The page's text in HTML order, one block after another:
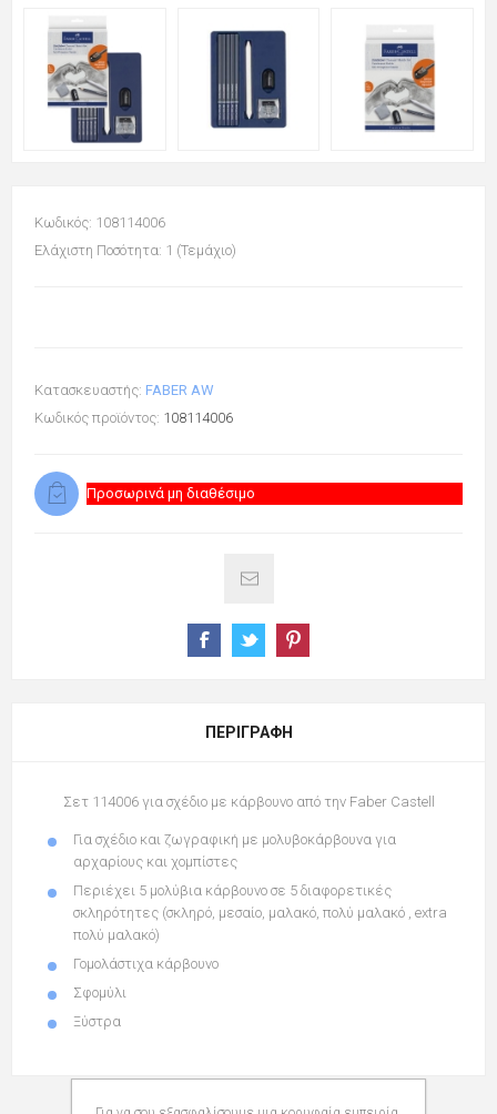
Κωδικός: 108114006
Ελάχιστη Ποσότητα: 1 (Τεμάχιο)
Κατασκευαστής: FABER AW
Κωδικός προϊόντος: 108114006
Προσωρινά μη διαθέσιμο
ΠΕΡΙΓΡΑΦΉ
Σετ 114006 για σχέδιο με κάρβουνοαπό την Faber Castell
Για σχέδιο και ζωγραφική με μολυβοκάρβουνα για
αρχαρίους και χομπίστες
Περιέχει 5 μολύβια κάρβουνο σε 5 διαφορετικές
σκληρότητες (σκληρό, μεσαίο, μαλακό, πολύ μαλακό , extra
πολύ μαλακό)
Γομολάστιχα κάρβουνο
Σφομύλι
Ξύστρα